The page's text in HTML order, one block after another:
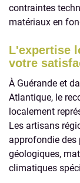
contraintes
matériaux en
L'expertise
votre
À Guérande et
Atlantique, le
localement
Les artisans
approfondie des
géologiques,
climatiques